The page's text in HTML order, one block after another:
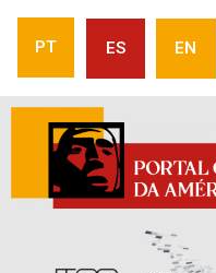
PT ES EN